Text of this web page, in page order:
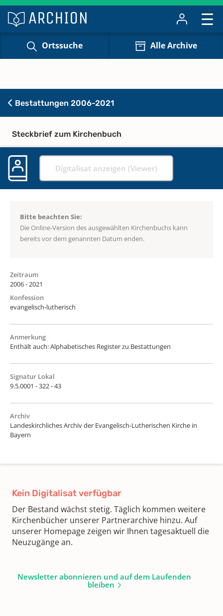
Ortssuche Alle Archive
Bestattungen 2006-2021
Steckbrief zum Kirchenbuch
Digitalisat anzeigen (Viewer)
Bitte beachten Sie:
Die Online-Version des ausgewählten Kirchenbuchs kann
bereits vor dem genannten Datum enden.
Zeitraum
2006 - 2021
Konfession
evangelisch-lutherisch
Anmerkung
Enthält auch: Alphabetisches Register zu Bestattungen
Signatur Lokal
9.5.0001 - 322 - 43
Archiv
Landeskirchliches Archiv der Evangelisch-Lutherischen Kirche in
Bayern
Kein Digitalisat verfügbar
Der Bestand wächst stetig. Täglich kommen weitere
Kirchenbücher unserer Partnerarchive hinzu. Auf
unserer Homepage zeigen wir Ihnen tagesaktuell die
Neuzugänge an.
Newsletter abonnieren und auf dem Laufenden
bleiben